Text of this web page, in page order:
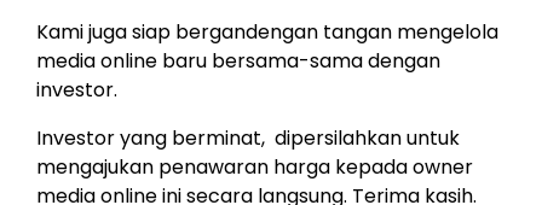
Kami juga siap bergandengan tangan mengelola
media online baru bersama-sama dengan
investor.
Investor yang berminat, dipersilahkan untuk
mengajukan penawaran harga kepada owner
media online ini secara langsung. Terima kasih.